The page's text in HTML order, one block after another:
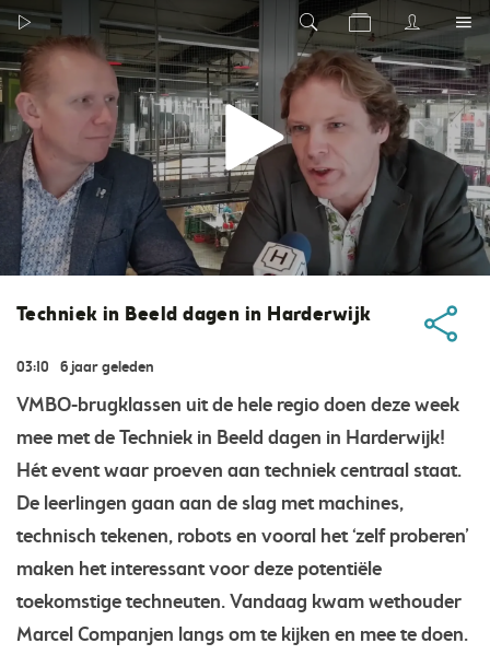
Techniek in Beeld dagen in Harderwijk
03:10 6 jaar geleden
VMBO-brugklassen uit de hele regio doen deze week
mee met de Techniek in Beeld dagen in Harderwijk!
Hét event waar proeven aan techniek centraal staat.
De leerlingen gaan aan de slag met machines,
technisch tekenen, robots en vooral het ‘zelf proberen’
maken het interessant voor deze potentiële
toekomstige techneuten. Vandaag kwam wethouder
Marcel Companjen langs om te kijken en mee te doen.